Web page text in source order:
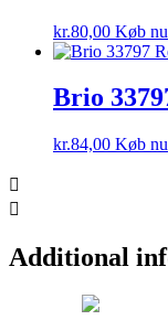
kr.80,00 Køb nu
Brio
kr.84,00 Køb nu
Additional